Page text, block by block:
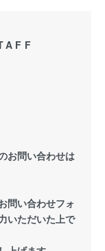
お問い合わせは
問い合わせフォ
いただいた上で